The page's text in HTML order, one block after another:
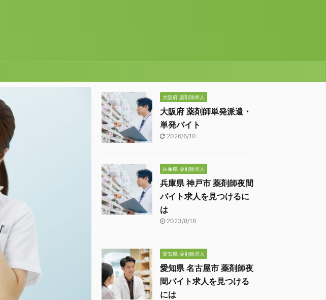
大阪府 薬剤師求人
大阪府 薬剤師単発派遣・
単発バイト
2026/6/10
兵庫県 薬剤師求人
兵庫県 神戸市 薬剤師夜間
バイト求人を見つけるに
は
2023/8/18
愛知県 薬剤師求人
愛知県 名古屋市 薬剤師夜
間バイト求人を見つける
には